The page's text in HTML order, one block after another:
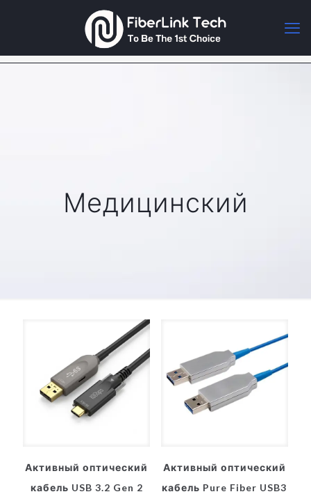
Медицинский
Активный оптический
кабель USB 3.2 Gen 2
Активный оптический
кабель Pure Fiber USB3